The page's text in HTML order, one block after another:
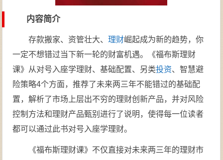
内容简介
存款搬家、资管壮大、理财崛起成为新的趋势，你
一定不想错过当下新一轮的财富机遇。《福布斯理财
课》从对号入座学理财、基础配置、另类投资、智慧避
险策略4个方面，推荐了未来两三年不能错过的基础配
置，解析了市场上层出不穷的理财创新产品，并对风险
控制方法和理财产品甄别进行了说明，使得每一位读者
都可以通过此书对号入座学理财。
《福布斯理财课》不仅直接对未来两三年的理财市